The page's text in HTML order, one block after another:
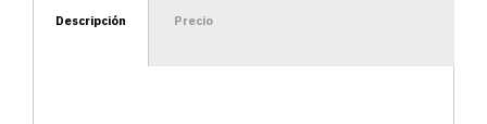
Descripción Precio